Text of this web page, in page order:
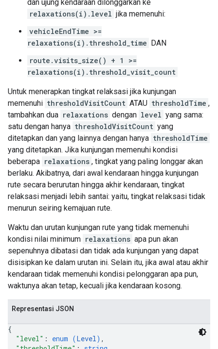
dan ujung kendaraan dilonggarkan ke
relaxations(i).level jika memenuhi:
vehicleEndTime >=
relaxations(i).threshold_time DAN
route.visits_size() + 1 >=
relaxations(i).threshold_visit_count
Untuk menerapkan tingkat relaksasi jika kunjungan
memenuhi thresholdVisitCount ATAU thresholdTime ,
tambahkan dua relaxations dengan level yang sama:
satu dengan hanya thresholdVisitCount yang
ditetapkan dan yang lainnya dengan hanya thresholdTime
yang ditetapkan. Jika kunjungan memenuhi kondisi
beberapa relaxations , tingkat yang paling longgar akan
berlaku. Akibatnya, dari awal kendaraan hingga kunjungan
rute secara berurutan hingga akhir kendaraan, tingkat
relaksasi menjadi lebih santai: yaitu, tingkat relaksasi tidak
menurun seiring kemajuan rute.
Waktu dan urutan kunjungan rute yang tidak memenuhi
kondisi nilai minimum relaxations apa pun akan
sepenuhnya dibatasi dan tidak ada kunjungan yang dapat
disisipkan ke dalam urutan ini. Selain itu, jika awal atau akhir
kendaraan tidak memenuhi kondisi pelonggaran apa pun,
waktunya akan tetap, kecuali jika kendaraan kosong.
Representasi JSON
{
"level" : enum (Level) ,